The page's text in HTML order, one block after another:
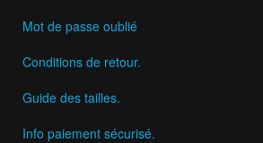
Mot de passe oublié
Conditions de retour.
Guide des tailles.
Info paiement sécurisé.